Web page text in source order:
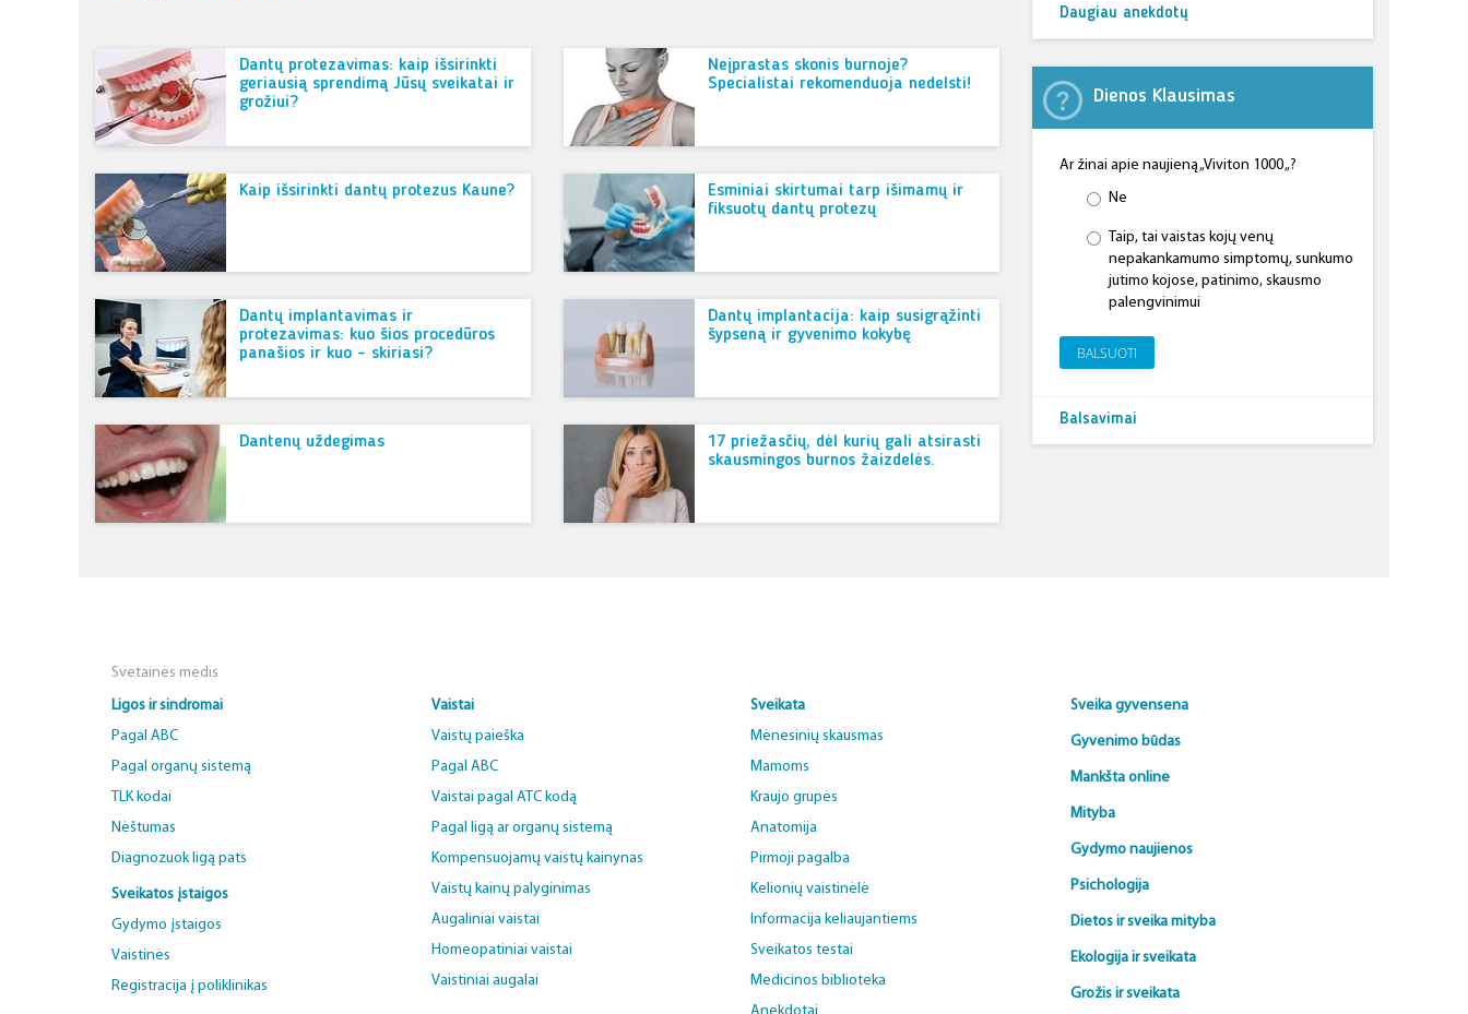
Dantų protezavimas: kaip išsirinkti
geriausią sprendimą Jūsų sveikatai ir
grožiui?
Neįprastas skonis burnoje?
Specialistai rekomenduoja nedelsti!
Kaip išsirinkti dantų protezus Kaune?
Esminiai skirtumai tarp išimamų ir
fiksuotų dantų protezų
Dantų implantavimas ir
protezavimas: kuo šios procedūros
panašios ir kuo – skiriasi?
Dantų implantacija: kaip susigrąžinti
šypseną ir gyvenimo kokybę
Dantenų uždegimas
17 priežasčių, dėl kurių gali atsirasti
skausmingos burnos žaizdelės.
Daugiau anekdotų
Dienos Klausimas
Ar žinai apie naujieną „Viviton 1000 „?
Ne
Taip, tai vaistas kojų venų
nepakankamumo simptomų, sunkumo
jutimo kojose, patinimo, skausmo
palengvinimui
BALSUOTI
Balsavimai
Svetainės medis
Ligos ir sindromai
Pagal ABC
Pagal organų sistemą
TLK kodai
Nėštumas
Diagnozuok ligą pats
Sveikatos įstaigos
Gydymo įstaigos
Vaistinės
Registracija į poliklinikas
Vaistai
Vaistų paieška
Pagal ABC
Vaistai pagal ATC kodą
Pagal ligą ar organų sistemą
Kompensuojamų vaistų kainynas
Vaistų kainų palyginimas
Augaliniai vaistai
Homeopatiniai vaistai
Vaistiniai augalai
Sveikata
Mėnesinių skausmas
Mamoms
Kraujo grupės
Anatomija
Pirmoji pagalba
Kelionių vaistinėlė
Informacija keliaujantiems
Sveikatos testai
Medicinos biblioteka
Sveika gyvensena
Gyvenimo būdas
Mankšta online
Mityba
Gydymo naujienos
Psichologija
Dietos ir sveika mityba
Ekologija ir sveikata
Grožis ir sveikata